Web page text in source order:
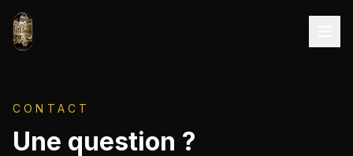
Aller au contenu
CONTACT
Une question ?